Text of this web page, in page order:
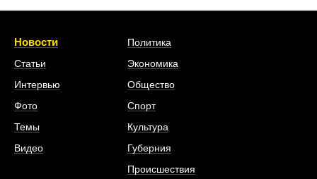
Новости
Статьи
Интервью
Фото
Темы
Видео
Политика
Экономика
Общество
Спорт
Культура
Губерния
Происшествия